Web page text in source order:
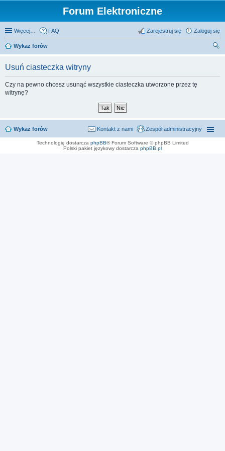
Forum Elektroniczne
Więcej… FAQ Zaloguj się
Zarejestruj się
Wykaz forów
Usuń ciasteczka witryny
Czy na pewno chcesz usunąć wszystkie ciasteczka utworzone przez tę
witrynę?
Wykaz forów Zespół administracyjny
Kontakt z nami
Technologię dostarcza phpBB® Forum Software © phpBB Limited
Polski pakiet językowy dostarcza phpBB.pl